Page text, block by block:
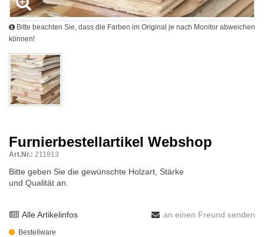
Bitte beachten Sie, dass die Farben im Original je nach Monitor abweichen
können!
Furnierbestellartikel Webshop
Art.Nr.: 211913
Bitte geben Sie die gewünschte Holzart, Stärke
und Qualität an.
Alle Artikelinfos an einen Freund senden
Bestellware